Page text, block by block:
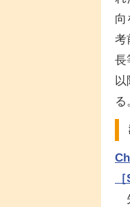
向
考
長
以
る